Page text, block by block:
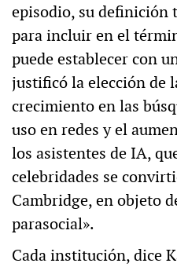
episodio, su definición
para incluir en el
puede establecer con
justificó la elección de
crecimiento en las
uso en redes y el
los asistentes de IA,
celebridades se
Cambridge, en objeto
parasocial».
Cada institución, dice